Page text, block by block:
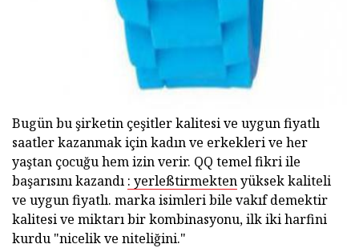
Bugün bu şirketin çeşitler kalitesi ve uygun fiyatlı
saatler kazanmak için kadın ve erkekleri ve her
yaştan çocuğu hem izin verir. QQ temel fikri ile
başarısını kazandı : yerleßtirmektenyüksek kaliteli
ve uygun fiyatlı. marka isimleri bile vakıf demektir
kalitesi ve miktarı bir kombinasyonu, ilk iki harfini
kurdu "nicelik ve niteliğini."